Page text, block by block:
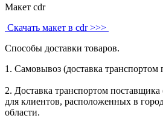
Макет cdr
Скачать макет в cdr >>>
Способы доставки товаров.
1. Самовывоз (доставка транспортом
2. Доставка транспортом
для клиентов, расположенных в
области.